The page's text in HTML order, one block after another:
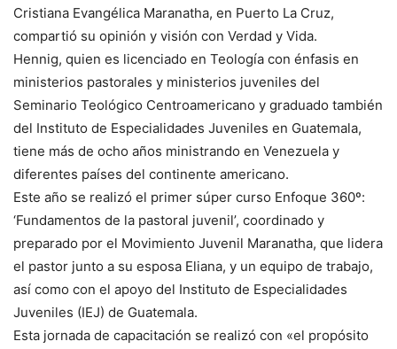
Cristiana Evangélica Maranatha, en Puerto La Cruz,
compartió su opinión y visión con Verdad y Vida.
Hennig, quien es licenciado en Teología con énfasis en
ministerios pastorales y ministerios juveniles del
Seminario Teológico Centroamericano y graduado también
del Instituto de Especialidades Juveniles en Guatemala,
tiene más de ocho años ministrando en Venezuela y
diferentes países del continente americano.
Este año se realizó el primer súper curso Enfoque 360º:
‘Fundamentos de la pastoral juvenil’, coordinado y
preparado por el Movimiento Juvenil Maranatha, que lidera
el pastor junto a su esposa Eliana, y un equipo de trabajo,
así como con el apoyo del Instituto de Especialidades
Juveniles (IEJ) de Guatemala.
Esta jornada de capacitación se realizó con «el propósito